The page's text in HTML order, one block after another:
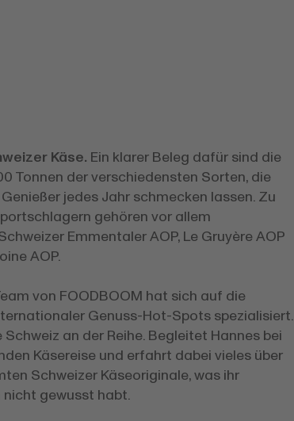
Käse. Ein klarer Beleg dafür sind die
Tonnen der verschiedensten Sorten, die
jedes Jahr schmecken lassen. Zu
gehören vor allem
Emmentaler AOP, Le Gruyère AOP
AOP.
von FOODBOOM hat sich auf die
Genuss-Hot-Spots spezialisiert.
an der Reihe. Begleitet Hannes bei
Käsereise und erfahrt dabei vieles über
Schweizer Käseoriginale, was ihr
gewusst habt.